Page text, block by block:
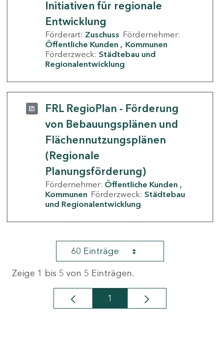
Initiativen für regionale
Entwicklung
Förderart: Zuschuss Fördernehmer:
Öffentliche Kunden
Kommunen
Förderzweck: Städtebau und
Regionalentwicklung
FRL RegioPlan - Förderung
von Bebauungsplänen und
Flächennutzungsplänen
(Regionale
Planungsförderung)
Fördernehmer: Öffentliche Kunden
Kommunen Förderzweck: Städtebau
und Regionalentwicklung
60 Einträge
Zeige 1 bis 5 von 5 Einträgen.
Seite
1